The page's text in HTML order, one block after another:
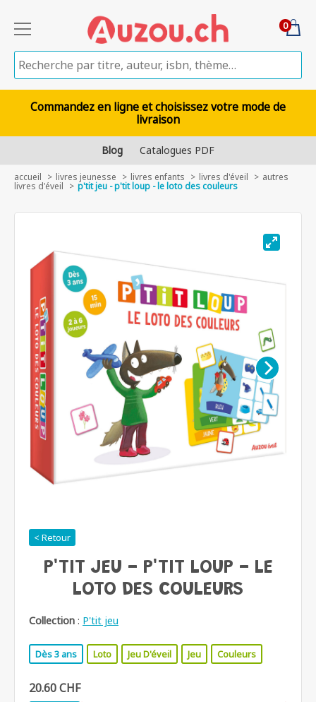
0
Commandez en ligne et choisissez votre mode de
livraison
Blog Catalogues PDF
accueil livres jeunesse livres enfants livres d'éveil autres
livres d'éveil p'tit jeu - p'tit loup - le loto des couleurs
< Retour
P'TIT JEU - P'TIT LOUP - LE
LOTO DES COULEURS
Collection : P'tit jeu
Dès 3 ans Loto Jeu D'éveil Jeu Couleurs
20.60 CHF